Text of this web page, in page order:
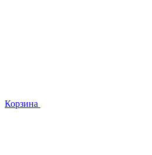
Корзина